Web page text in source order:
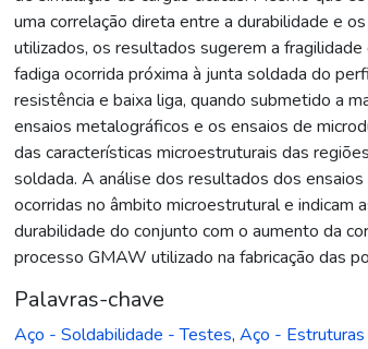
uma correlação direta entre a durabilidade e
utilizados, os resultados sugerem a
fadiga ocorrida próxima à junta soldada do
resistência e baixa liga, quando submetido a
ensaios metalográficos e os ensaios de
das características microestruturais das
soldada. A análise dos resultados dos
ocorridas no âmbito microestrutural e indicam
durabilidade do conjunto com o aumento da
processo GMAW utilizado na fabricação das
Palavras-chave
Aço - Soldabilidade - Testes, Aço -